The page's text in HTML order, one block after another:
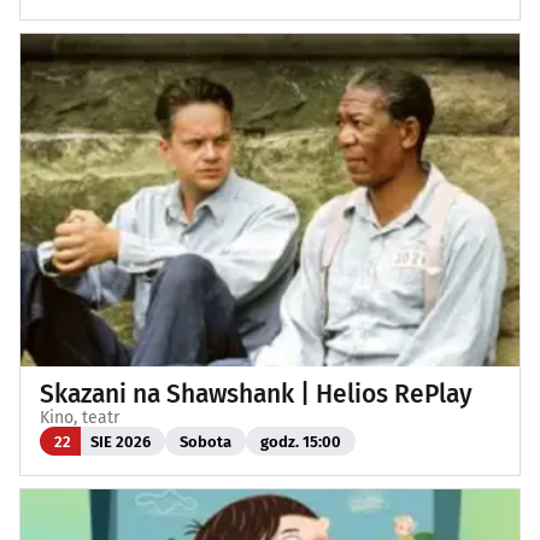
Skazani na Shawshank | Helios RePlay
Kino, teatr
22 SIE 2026 Sobota godz. 15:00